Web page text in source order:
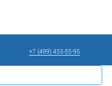
+7 (499) 455-55-95